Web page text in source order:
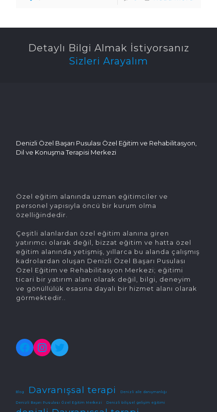
Detaylı Bilgi Almak İstiyorsanız
Sizleri Arayalım
Denizli Özel Başarı Pusulası Özel Eğitim ve Rehabilitasyon,
Dil ve Konuşma Terapisi Merkezi
Özel eğitim alanında uzman eğitimciler ve
personel yapısıyla öncü bir kurum olma
özelliğindedir.
Çeşitli alanlardan özel eğitim alanına giren
yatırımcı olarak değil, bizzat eğitim ve hatta özel
eğitim alanında yetişmiş, yıllarca bu alanda çalışmış
kadrolardan oluşan Denizli Özel Başarı Pusulası
Özel Eğitim ve Rehabilitasyon Merkezi; eğitimi
ticari bir yatırım alanı olarak değil, bilgi, deneyim
ve gönüllülük esasına dayalı bir hizmet alanı olarak
görmektedir..
Facebook
Instagram
Twitter
Blog Davranışsal terapi Denizli aile danışmanlığı
Denizli Başarı Pusulası Özel Eğitim Merkezi Denizli bilişsel gelişim eğitimi